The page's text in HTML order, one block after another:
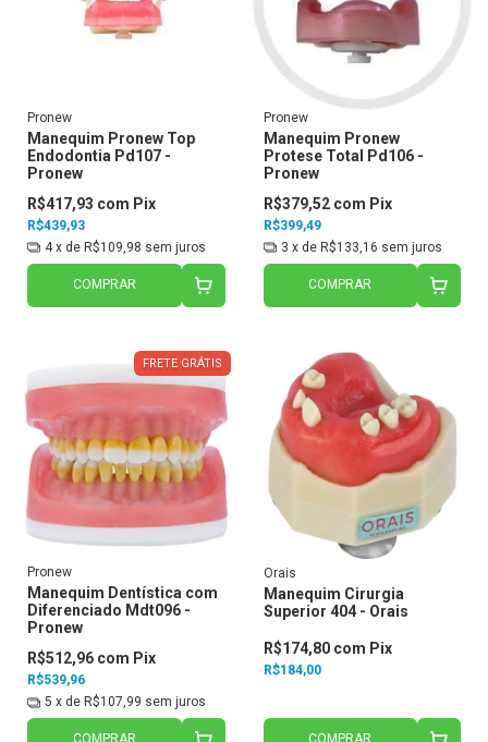
Pronew
Manequim Pronew Top
Endodontia Pd107 -
Pronew
R$439,93
R$417,93 com Pix
4 x de R$109,98 sem juros
COMPRAR
Pronew
Manequim Pronew
Protese Total Pd106 -
Pronew
R$399,49
R$379,52 com Pix
3 x de R$133,16 sem juros
COMPRAR
FRETE GRÁTIS
Pronew
Manequim Dentística com
Diferenciado Mdt096 -
Pronew
R$539,96
R$512,96 com Pix
5 x de R$107,99 sem juros
Orais
Manequim Cirurgia
Superior 404 - Orais
R$184,00
R$174,80 com Pix